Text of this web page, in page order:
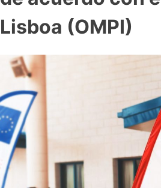
Lisboa (OMPI)